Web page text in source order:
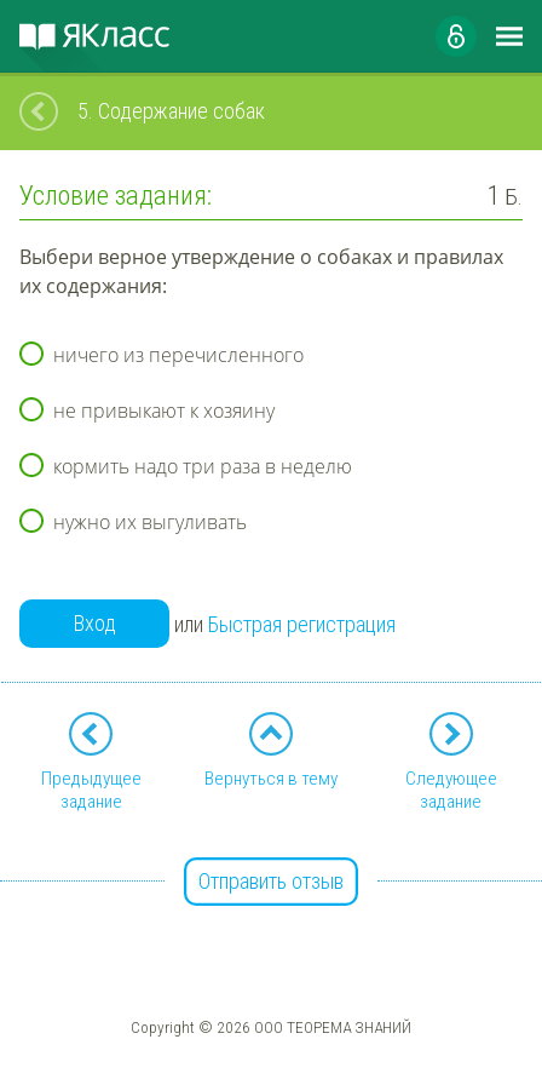
5. Содержание собак
Условие задания: 1 Б.
Выбери верное утверждение о собаках и правилах
их содержания:
ничего из перечисленного
не привыкают к хозяину
кормить надо три раза в неделю
нужно их выгуливать
Вход или Быстрая регистрация
Предыдущее
задание
Вернуться в тему
Следующее
задание
Отправить отзыв
Copyright © 2026 ООО ТЕОРЕМА ЗНАНИЙ